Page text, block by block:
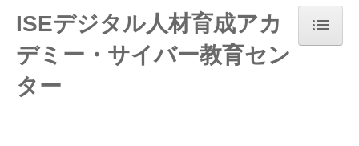
ホーム
ISEデジタル人材育成アカ
デミー・サイバー教育セン
ター